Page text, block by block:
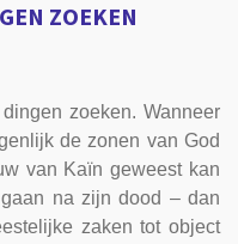
ZOEKEN
zoeken. Wanneer
de zonen van God
van Kaïn geweest kan
na zijn dood – dan
zaken tot object